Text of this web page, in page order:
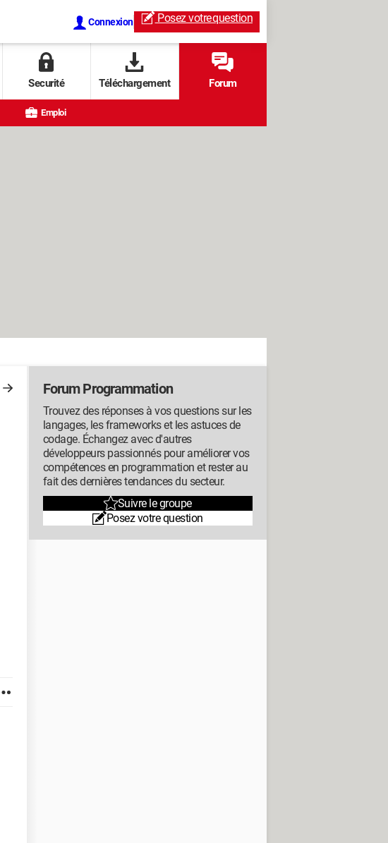
Connexion Posez votrequestion
Securité Téléchargement Forum
Emploi
Forum Programmation
Trouvez des réponses à vos questions sur les
langages, les frameworks et les astuces de
codage. Échangez avec d'autres
développeurs passionnés pour améliorer vos
compétences en programmation et rester au
fait des dernières tendances du secteur.
Suivre le groupe
Posez votre question